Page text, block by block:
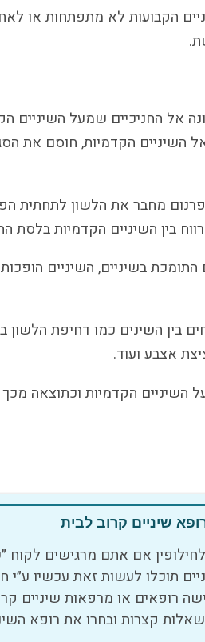
הקבועות לא מתפתחות או
אל החניכיים שמעל השיניים
השיניים הקדמיות, חוסם את
מחבר את הלשון לתחתית
בין השיניים הקדמיות בלסת
בשיניים, השיניים הופכות
בין השינים כמו דחיפת הלשון
אצבע ועוד.
השיניים הקדמיות וכתוצאה
שיניים קרוב לבית
אם אתם מרגישים לקוח
תוכלו לעשות זאת עכשיו ע״י
רופאים או מרפאות שיניים